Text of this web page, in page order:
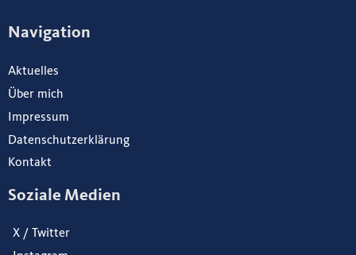
Navigation
Aktuelles
Über mich
Impressum
Datenschutzerklärung
Kontakt
Soziale Medien
X / Twitter